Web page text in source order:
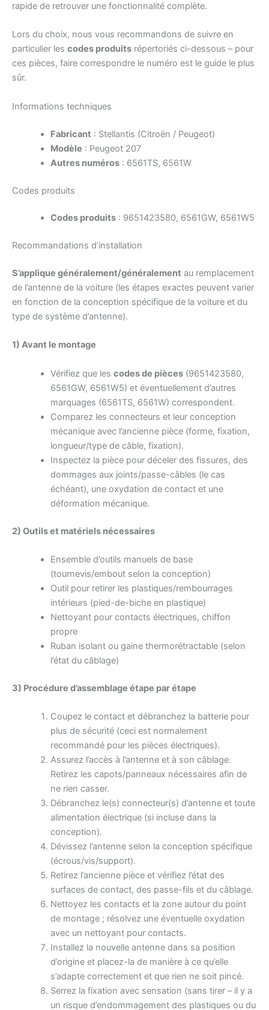
rapide de retrouver une fonctionnalité complète.
Lors du choix, nous vous recommandons de suivre en
particulier les codes produits répertoriés ci-dessous – pour
ces pièces, faire correspondre le numéro est le guide le plus
sûr.
Informations techniques
Fabricant : Stellantis (Citroën / Peugeot)
Modèle : Peugeot 207
Autres numéros: 6561TS, 6561W
Codes produits
Codes produits: 9651423580, 6561GW, 6561W5
Recommandations d’installation
S’applique généralement/généralement au remplacement
de l’antenne de la voiture (les étapes exactes peuvent varier
en fonction de la conception spécifique de la voiture et du
type de système d’antenne).
1) Avant le montage
Vérifiez que les codes de pièces(9651423580,
6561GW, 6561W5) et éventuellement d’autres
marquages (6561TS, 6561W) correspondent.
Comparez les connecteurs et leur conception
mécanique avec l’ancienne pièce (forme, fixation,
longueur/type de câble, fixation).
Inspectez la pièce pour déceler des fissures, des
dommages aux joints/passe-câbles (le cas
échéant), une oxydation de contact et une
déformation mécanique.
2) Outils et matériels nécessaires
Ensemble d’outils manuels de base
(tournevis/embout selon la conception)
Outil pour retirer les plastiques/rembourrages
intérieurs (pied-de-biche en plastique)
Nettoyant pour contacts électriques, chiffon
propre
Ruban isolant ou gaine thermorétractable (selon
l’état du câblage)
3) Procédure d’assemblage étape par étape
Coupez le contact et débranchez la batterie pour
plus de sécurité (ceci est normalement
recommandé pour les pièces électriques).
Assurez l’accès à l’antenne et à son câblage.
Retirez les capots/panneaux nécessaires afin de
ne rien casser.
Débranchez le(s) connecteur(s) d’antenne et toute
alimentation électrique (si incluse dans la
conception).
Dévissez l’antenne selon la conception spécifique
(écrous/vis/support).
Retirez l’ancienne pièce et vérifiez l’état des
surfaces de contact, des passe-fils et du câblage.
Nettoyez les contacts et la zone autour du point
de montage ; résolvez une éventuelle oxydation
avec un nettoyant pour contacts.
Installez la nouvelle antenne dans sa position
d’origine et placez-la de manière à ce qu’elle
s’adapte correctement et que rien ne soit pincé.
Serrez la fixation avec sensation (sans tirer – il y a
un risque d’endommagement des plastiques ou du